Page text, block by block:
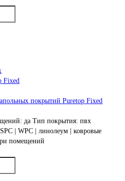
покрытий Puretop Fixed
да Тип покрытия: пвх
| WPC | линолеум | ковровые
помещений